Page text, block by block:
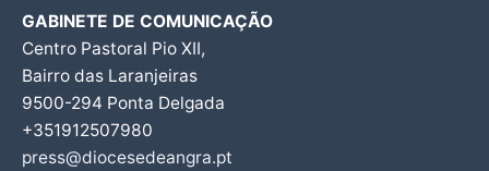
GABINETE DE COMUNICAÇÃO
Centro Pastoral Pio XII,
Bairro das Laranjeiras
9500-294 Ponta Delgada
+351912507980
press@diocesedeangra.pt